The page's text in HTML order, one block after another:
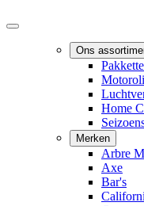
Ons
Home
Merken
Arbre
Axe
Bar's